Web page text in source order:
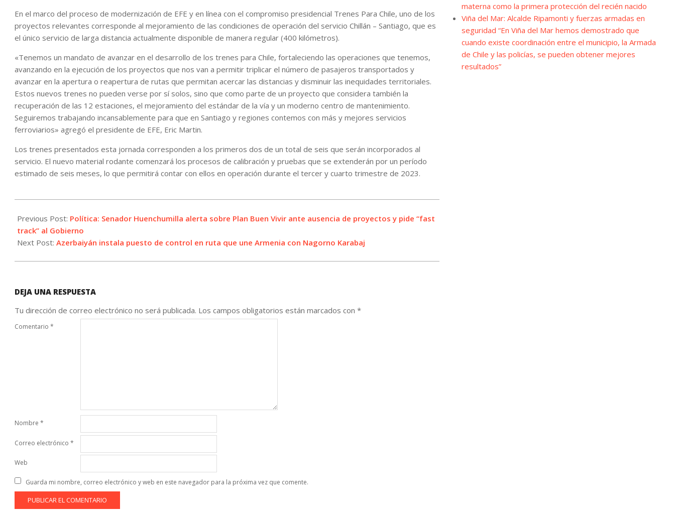
En el marco del proceso de modernización de EFE y en línea con el compromiso presidencial Trenes Para Chile, uno de los
proyectos relevantes corresponde al mejoramiento de las condiciones de operación del servicio Chillán – Santiago, que es
el único servicio de larga distancia actualmente disponible de manera regular (400 kilómetros).
«Tenemos un mandato de avanzar en el desarrollo de los trenes para Chile, fortaleciendo las operaciones que tenemos,
avanzando en la ejecución de los proyectos que nos van a permitir triplicar el número de pasajeros transportados y
avanzar en la apertura o reapertura de rutas que permitan acercar las distancias y disminuir las inequidades territoriales.
Estos nuevos trenes no pueden verse por sí solos, sino que como parte de un proyecto que considera también la
recuperación de las 12 estaciones, el mejoramiento del estándar de la vía y un moderno centro de mantenimiento.
Seguiremos trabajando incansablemente para que en Santiago y regiones contemos con más y mejores servicios
ferroviarios» agregó el presidente de EFE, Eric Martin.
Los trenes presentados esta jornada corresponden a los primeros dos de un total de seis que serán incorporados al
servicio. El nuevo material rodante comenzará los procesos de calibración y pruebas que se extenderán por un período
estimado de seis meses, lo que permitirá contar con ellos en operación durante el tercer y cuarto trimestre de 2023.
04-
23
Previous Post: Política: Senador Huenchumilla alerta sobre Plan Buen Vivir ante ausencia de proyectos y pide “fast
track” al Gobierno
Next Post: Azerbaiyán instala puesto de control en ruta que une Armenia con Nagorno Karabaj
DEJA UNA RESPUESTA
Tu dirección de correo electrónico no será publicada. Los campos obligatorios están marcados con *
Comentario *
Nombre *
Correo electrónico *
Web
Guarda mi nombre, correo electrónico y web en este navegador para la próxima vez que comente.
materna como la primera protección del recién nacido
Viña del Mar: Alcalde Ripamonti y fuerzas armadas en
seguridad “En Viña del Mar hemos demostrado que
cuando existe coordinación entre el municipio, la Armada
de Chile y las policías, se pueden obtener mejores
resultados”